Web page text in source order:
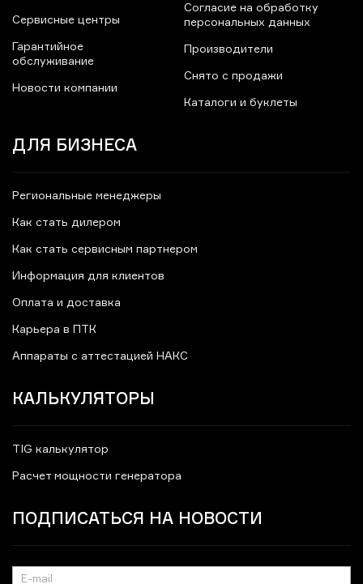
Сервисные центры
Гарантийное
обслуживание
Новости компании
Согласие на обработку
персональных данных
Производители
Снято с продажи
Каталоги и буклеты
ДЛЯ БИЗНЕСА
Региональные менеджеры
Как стать дилером
Как стать сервисным партнером
Информация для клиентов
Оплата и доставка
Карьера в ПТК
Аппараты с аттестацией НАКС
КАЛЬКУЛЯТОРЫ
TIG калькулятор
Расчет мощности генератора
ПОДПИСАТЬСЯ НА НОВОСТИ